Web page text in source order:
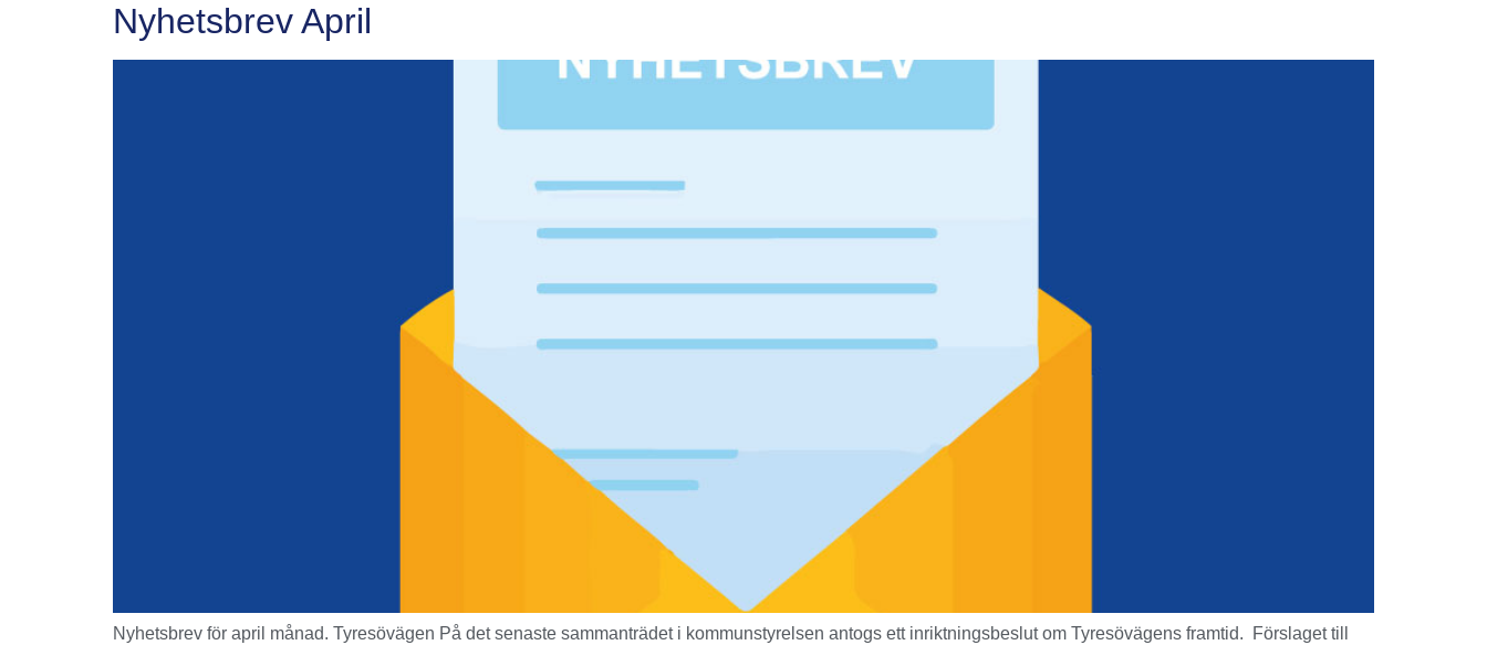
Nyhetsbrev April
Nyhetsbrev för april månad. Tyresövägen På det senaste sammanträdet i kommunstyrelsen antogs ett inriktningsbeslut om Tyresövägens framtid. Förslaget till